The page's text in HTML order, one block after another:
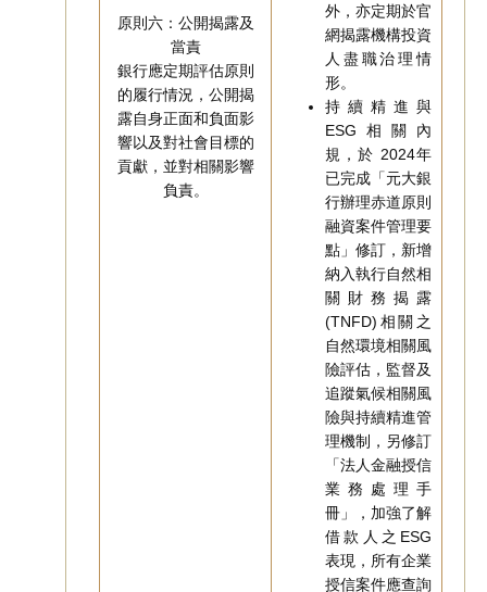
原則六：公開揭露及
當責
銀行應定期評估原則
的履行情況，公開揭
露自身正面和負面影
響以及對社會目標的
貢獻，並對相關影響
負責。
外，亦定期於官
網揭露機構投資
人盡職治理情
形。
持續精進與
ESG相關內
規，於 2024年
已完成「元大銀
行辦理赤道原則
融資案件管理要
點」修訂，新增
納入執行自然相
關財務揭露
(TNFD)相關之
自然環境相關風
險評估，監督及
追蹤氣候相關風
險與持續精進管
理機制，另修訂
「法人金融授信
業務處理手
冊」，加強了解
借款人之ESG
表現，所有企業
授信案件應查詢